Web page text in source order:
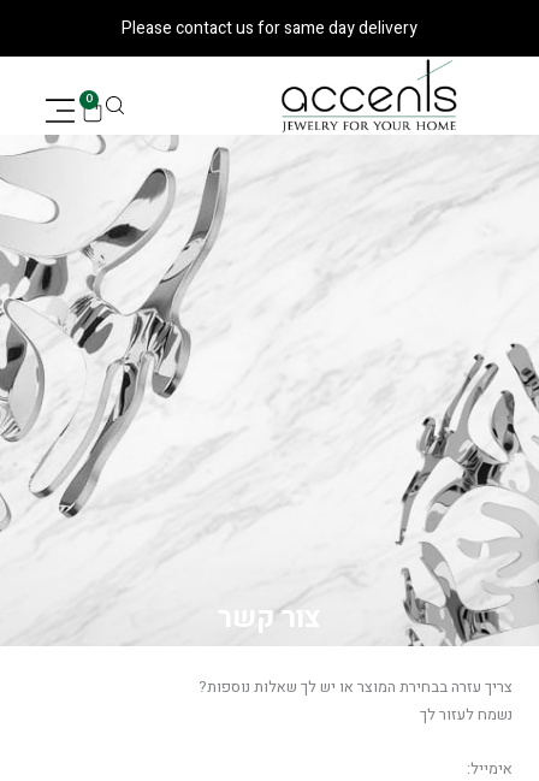
Please contact us for same day delivery
0
עגלת
קניות
צור קשר
צריך עזרה בבחירת המוצר או יש לך שאלות נוספות?
נשמח לעזור לך
אימייל: